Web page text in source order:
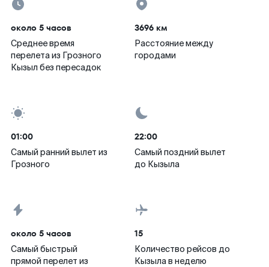
около 5 часов
Среднее время
перелета из Грозного
Кызыл без пересадок
3696 км
Расстояние между
городами
01:00
Самый ранний вылет из
Грозного
22:00
Самый поздний вылет
до Кызыла
около 5 часов
Самый быстрый
прямой перелет из
15
Количество рейсов до
Кызыла в неделю